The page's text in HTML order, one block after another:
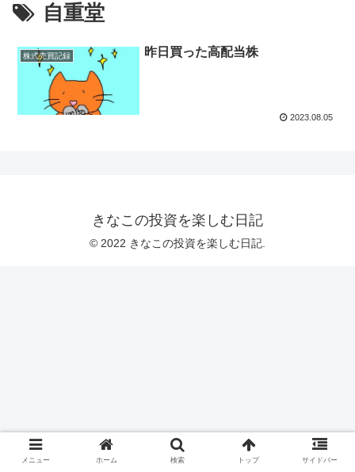
自重堂
株式売買記録 昨日買った高配当株
2023.08.05
きなこの投資を楽しむ日記
© 2022 きなこの投資を楽しむ日記.
メニュー ホーム 検索 トップ サイドバー